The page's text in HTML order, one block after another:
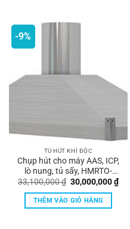
-9%
TỦ HÚT KHÍ ĐỘC
Chụp hút cho máy AAS, ICP,
lò nung, tủ sấy, HMRTO-
S1800 Hankook
33,100,000₫ Giá
gốc
là:
33,100,000 ₫.
30,000,000₫Giá
hiện
THÊM VÀO GIỎ HÀNG